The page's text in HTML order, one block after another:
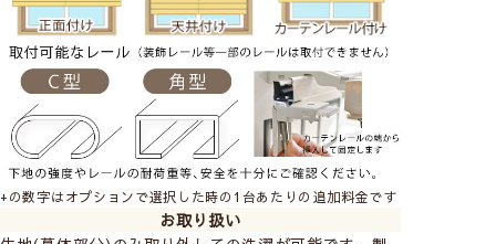
+の数字はオプションで選択した時の1台あたりの追加料金です
お取り扱い